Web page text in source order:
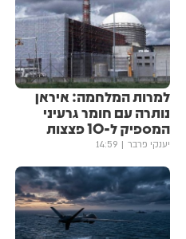
למרות המלחמה: איראן
נותרה עם חומר גרעיני
המספיק ל-10 פצצות
יענקי פרבר 14:59